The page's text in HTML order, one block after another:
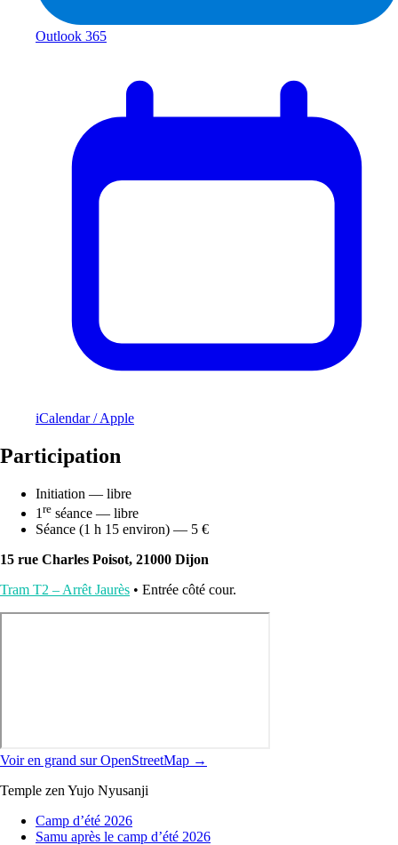
Outlook 365
iCalendar / Apple
Participation
Initiation — libre
1 re séance — libre
Séance (1 h 15 environ) — 5 €
15 rue Charles Poisot, 21000 Dijon
Tram T2 – Arrêt Jaurès • Entrée côté cour.
Voir en grand sur OpenStreetMap →
Temple zen Yujo Nyusanji
Camp d’été 2026
Samu après le camp d’été 2026